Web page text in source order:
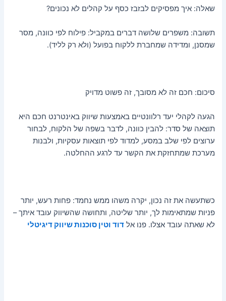
שאלה: איך מפסיקים לבזבז כסף על קהלים לא נכונים?
תשובה: משפרים שלושה דברים במקביל: פילוח לפי כוונה, מסר
שמסנן, ומדידה שמחברת ללקוח בפועל (ולא רק לליד).
סיכום: חכם זה לא מסובך, זה פשוט מדויק
הגעה לקהלי יעד רלוונטיים באמצעות שיווק באינטרנט חכם היא
תוצאה של סדר: להבין כוונה, לדבר בשפה של הלקוח, לבחור
ערוצים לפי שלב במסע, למדוד לפי תוצאות עסקיות, ולבנות
מערכת שמתחזקת את הקשר עד לרגע ההחלטה.
כשתעשה את זה נכון, יקרה משהו ממש נחמד: פחות רעש, יותר
פניות שמתאימות לך, יותר שליטה, ותחושה שהשיווק עובד איתך –
לא שאתה עובד אצלו. פנו אלדוד וטיןסוכנות שיווק דיגיטלי